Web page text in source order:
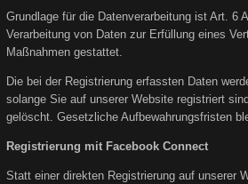
Grundlage für die Datenverarbeitung ist Art. 6
Verarbeitung von Daten zur Erfüllung eines
Maßnahmen gestattet.
Die bei der Registrierung erfassten Daten
solange Sie auf unserer Website registriert
gelöscht. Gesetzliche Aufbewahrungsfristen
Registrierung mit Facebook Connect
Statt einer direkten Registrierung auf unserer